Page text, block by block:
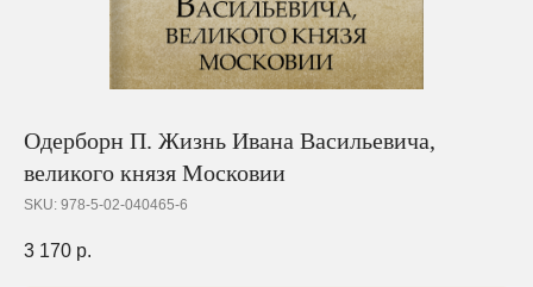
Одерборн П. Жизнь Ивана Васильевича,
великого князя Московии
SKU: 978-5-02-040465-6
3 170 р.